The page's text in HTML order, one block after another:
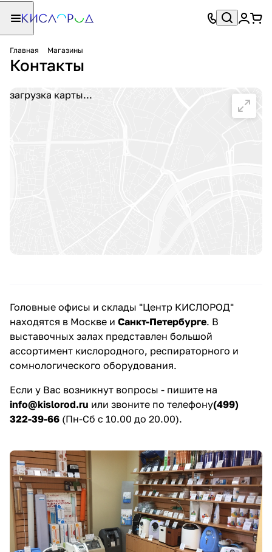
Главная Магазины
Контакты
загрузка карты...
Головные офисы и склады "Центр КИСЛОРОД"
находятся в Москве и Санкт-Петербурге. В
выставочных залах представлен большой
ассортимент кислородного, респираторного и
сомнологического оборудования.
Если у Вас возникнут вопросы - пишите на
info@kislorod.ru или звоните по телефону(499)
322-39-66 (Пн-Сб с 10.00 до 20.00).